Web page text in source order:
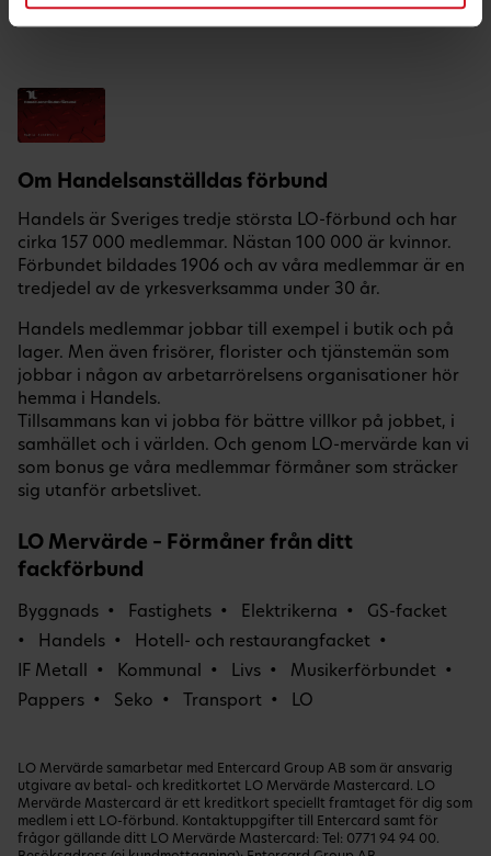
Om Handelsanställdas förbund
Handels är Sveriges tredje största LO-förbund och har
cirka 157 000 medlemmar. Nästan 100 000 är kvinnor.
Förbundet bildades 1906 och av våra medlemmar är en
tredjedel av de yrkesverksamma under 30 år.
Handels medlemmar jobbar till exempel i butik och på
lager. Men även frisörer, florister och tjänstemän som
jobbar i någon av arbetarrörelsens organisationer hör
hemma i Handels.
Tillsammans kan vi jobba för bättre villkor på jobbet, i
samhället och i världen. Och genom LO-mervärde kan vi
som bonus ge våra medlemmar förmåner som sträcker
sig utanför arbetslivet.
LO Mervärde – Förmåner från ditt
fackförbund
Byggnads Fastighets Elektrikerna
GS-facket
Handels
Hotell- och restaurangfacket
IF Metall
Kommunal Livs
Musikerförbundet
Pappers
Seko Transport LO
LO Mervärde samarbetar med Entercard Group AB som är ansvarig
utgivare av betal- och kreditkortet LO Mervärde Mastercard. LO
Mervärde Mastercard är ett kreditkort speciellt framtaget för dig som
medlem i ett LO-förbund. Kontaktuppgifter till Entercard samt för
frågor gällande ditt LO Mervärde Mastercard: Tel: 0771 94 94 00.